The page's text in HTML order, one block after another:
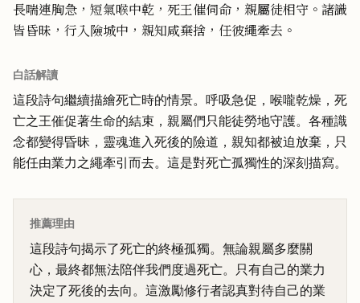
長喘連胸急，短氣喉中乾，死王催伺命，親屬徒相守。諸識
皆昏昧，行入險城中，親知咸棄捨，任彼繩牽去。
白話解讀
這段詩句繼續描繪死亡時的情景。呼吸急促，喉嚨乾燥，死
亡之王催促著生命的結束，親屬們只能徒勞地守護。各種識
念都變得昏昧，靈魂進入死後的險道，親知都被迫放棄，只
能任由業力之繩牽引而去。這是對死亡孤獨性的深刻描寫。
推薦理由
這段詩句揭示了死亡的終極孤獨。無論親屬多麼關
心，最終都無法陪伴我們度過死亡。只有自己的業力
決定了死後的去向。這激勵修行者認真對待自己的業